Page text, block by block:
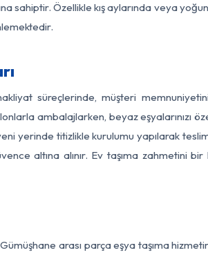
sahiptir. Özellikle kış aylarında veya
süreçlerinde, müşteri
ambalajlarken, beyaz eşyalarınızı
yerinde titizlikle kurulumu yapılarak
altına alınır. Ev taşıma zahmetini bir
arası parça eşya taşıma